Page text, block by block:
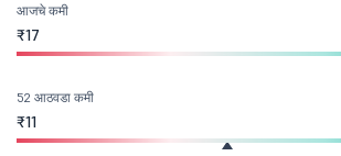
आजचे कमी
₹17
52 आठवडा कमी
₹11